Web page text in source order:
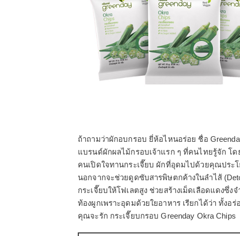
ถ้าถามว่าผักอบกรอบ ยี่ห้อไหนอร่อย ชื่อ
แบรนด์ผักผลไม้กรอบเจ้าแรก ๆ ที่คนไทยรู้จัก โด
คนเปิดใจทานกระเจี๊ยบ ผักที่อุดมไปด้วยคุณประ
นอกจากจะช่วยดูดซับสารพิษตกค้างในลำไส้
กระเจี๊ยบให้โฟเลตสูง ช่วยสร้างเม็ดเลือดแดงซึ่
ท้องผูกเพราะอุดมด้วยใยอาหาร เรียกได้ว่า ทั้งอ
คุณจะรัก กระเจี๊ยบกรอบ Greenday Okra Chips